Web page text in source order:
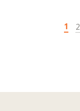
1 2